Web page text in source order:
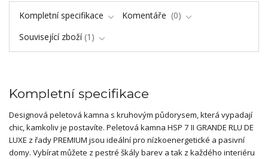
Kompletní specifikace Komentáře
0
Související zboží 1
Kompletní specifikace
Designová peletová kamna s kruhovým půdorysem, která vypadají
chic, kamkoliv je postavíte. Peletová kamna HSP 7 II GRANDE RLU DE
LUXE z řady PREMIUM jsou ideální pro nízkoenergetické a pasivní
domy. Vybírat můžete z pestré škály barev a tak z každého interiéru